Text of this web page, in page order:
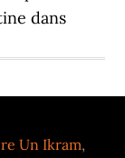
Un Ikram,